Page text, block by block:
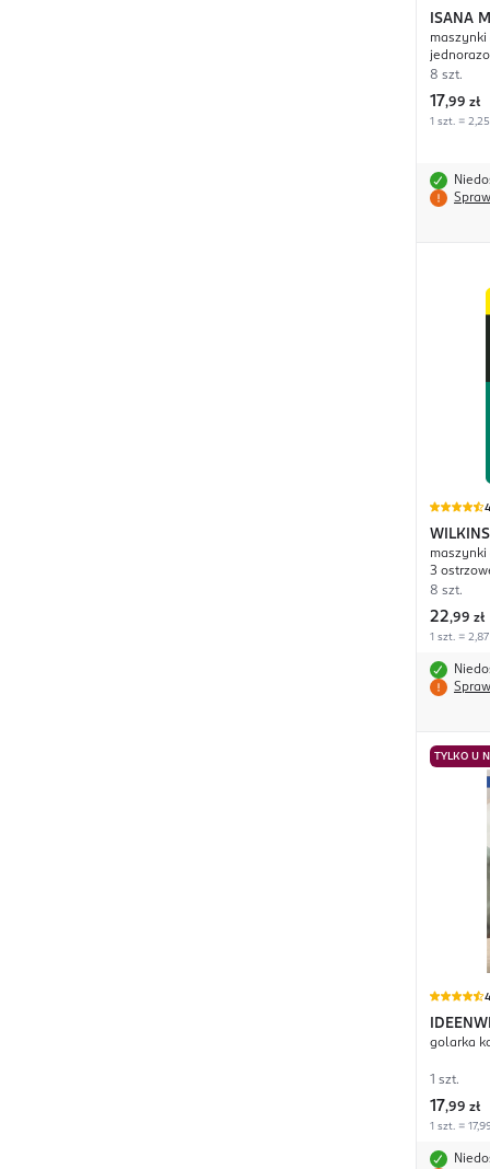
ISANA
8 szt.
17,99 zł
1 szt. = 2,25
3
8 szt.
22,99 zł
1 szt. = 2,87
TYLKO U
golarka
1 szt.
17,99 zł
1 szt. =